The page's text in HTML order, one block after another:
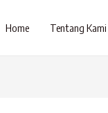
Home Tentang Kami